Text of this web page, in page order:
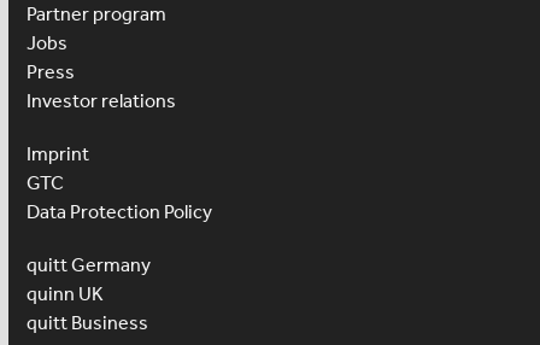
Partner program
Jobs
Press
Investor relations
Imprint
GTC
Data Protection Policy
quitt Germany
quinn UK
quitt Business